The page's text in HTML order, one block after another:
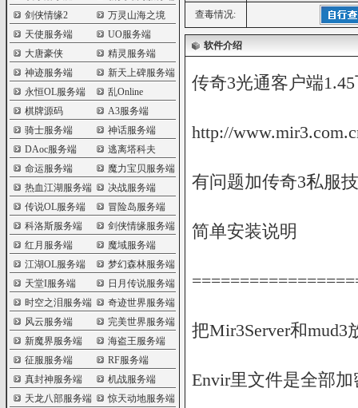
剑侠情缘2
万灵山海之境
天使服务端
UO服务端
大唐豪侠
精灵服务端
神迹服务端
新天上碑服务端
永恒OL服务端
乱Online
棋牌源码
A3服务端
骑士服务端
神话服务端
DAoc服务端
逃离塔科夫
命运服务端
魔力宝贝服务端
热血江湖服务端
决战服务端
传说OL服务端
冒险岛服务端
科洛斯服务端
剑侠情缘服务端
红月服务端
魔域服务端
江湖OL服务端
梦幻森林服务端
天堂I服务端
日月传说服务端
时空之泪服务端
奇迹世界服务端
风云服务端
完美世界服务端
新魔界服务端
海盗王服务端
征服服务端
RF服务端
真封神服务端
机战服务端
天龙八部服务端
惊天动地服务端
查毒情况:
软件介绍
传奇3光通客户端
http://
有问题加传奇3私服
简单安装说明
把Mir3Server和mud3
Envir里文件是全部